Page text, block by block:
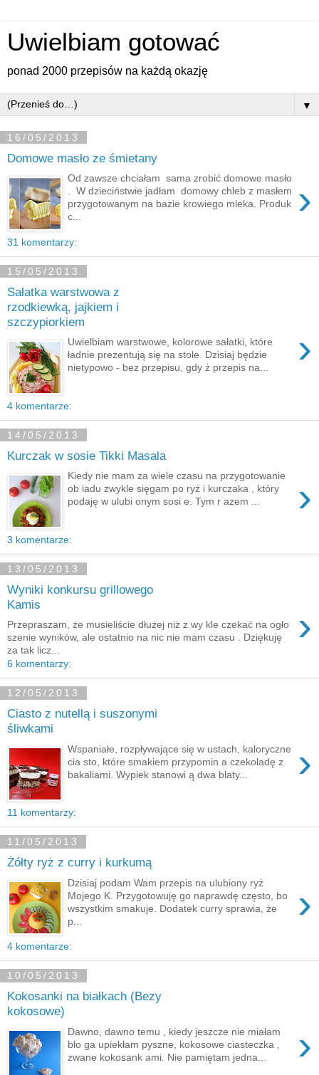
Uwielbiam gotować
ponad 2000 przepisów na każdą okazję
▼
16/05/2013
Domowe masło ze śmietany
›
Od zawsze chciałam sama zrobić domowe masło
. W dzieciństwie jadłam domowy chleb z masłem
przygotowanym na bazie krowiego mleka. Produk
c...
31 komentarzy:
15/05/2013
Sałatka warstwowa z
rzodkiewką, jajkiem i
szczypiorkiem
›
Uwielbiam warstwowe, kolorowe sałatki, które
ładnie prezentują się na stole. Dzisiaj będzie
nietypowo - bez przepisu, gdy ż przepis na...
4 komentarze:
14/05/2013
Kurczak w sosie Tikki Masala
›
Kiedy nie mam za wiele czasu na przygotowanie
ob iadu zwykle sięgam po ryż i kurczaka , który
podaję w ulubi onym sosi e. Tym r azem ...
3 komentarze:
13/05/2013
Wyniki konkursu grillowego
Kamis
›
Przepraszam, że musieliście dłużej niż z wy kle czekać na ogło
szenie wyników, ale ostatnio na nic nie mam czasu . Dziękuję
za tak licz...
6 komentarzy:
12/05/2013
Ciasto z nutellą i suszonymi
śliwkami
›
Wspaniałe, rozpływające się w ustach, kaloryczne
cia sto, które smakiem przypomin a czekoladę z
bakaliami. Wypiek stanowi ą dwa blaty...
11 komentarzy:
11/05/2013
Żółty ryż z curry i kurkumą
›
Dzisiaj podam Wam przepis na ulubiony ryż
Mojego K. Przygotowuję go naprawdę często, bo
wszystkim smakuje. Dodatek curry sprawia, że
p...
4 komentarze:
10/05/2013
Kokosanki na białkach (Bezy
kokosowe)
›
Dawno, dawno temu , kiedy jeszcze nie miałam
blo ga upiekłam pyszne, kokosowe ciasteczka ,
zwane kokosank ami. Nie pamiętam jedna...